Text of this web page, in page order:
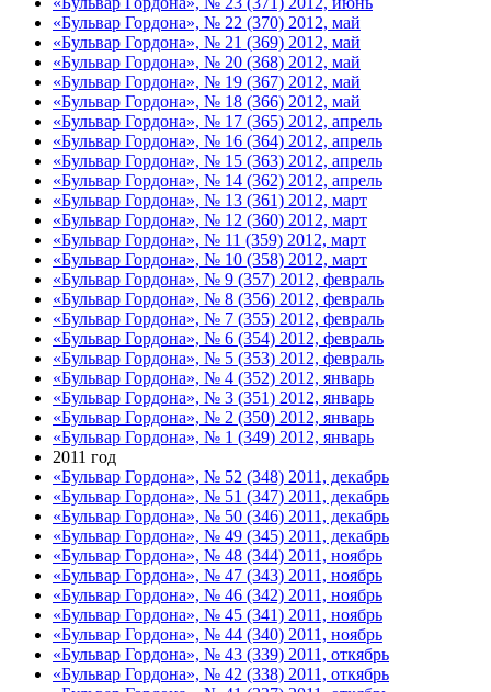
«Бульвар Гордона», № 22 (370) 2012, май
«Бульвар Гордона», № 21 (369) 2012, май
«Бульвар Гордона», № 20 (368) 2012, май
«Бульвар Гордона», № 19 (367) 2012, май
«Бульвар Гордона», № 18 (366) 2012, май
«Бульвар Гордона», № 17 (365) 2012, апрель
«Бульвар Гордона», № 16 (364) 2012, апрель
«Бульвар Гордона», № 15 (363) 2012, апрель
«Бульвар Гордона», № 14 (362) 2012, апрель
«Бульвар Гордона», № 13 (361) 2012, март
«Бульвар Гордона», № 12 (360) 2012, март
«Бульвар Гордона», № 11 (359) 2012, март
«Бульвар Гордона», № 10 (358) 2012, март
«Бульвар Гордона», № 9 (357) 2012, февраль
«Бульвар Гордона», № 8 (356) 2012, февраль
«Бульвар Гордона», № 7 (355) 2012, февраль
«Бульвар Гордона», № 6 (354) 2012, февраль
«Бульвар Гордона», № 5 (353) 2012, февраль
«Бульвар Гордона», № 4 (352) 2012, январь
«Бульвар Гордона», № 3 (351) 2012, январь
«Бульвар Гордона», № 2 (350) 2012, январь
«Бульвар Гордона», № 1 (349) 2012, январь
2011 год
«Бульвар Гордона», № 52 (348) 2011, декабрь
«Бульвар Гордона», № 51 (347) 2011, декабрь
«Бульвар Гордона», № 50 (346) 2011, декабрь
«Бульвар Гордона», № 49 (345) 2011, декабрь
«Бульвар Гордона», № 48 (344) 2011, ноябрь
«Бульвар Гордона», № 47 (343) 2011, ноябрь
«Бульвар Гордона», № 46 (342) 2011, ноябрь
«Бульвар Гордона», № 45 (341) 2011, ноябрь
«Бульвар Гордона», № 44 (340) 2011, ноябрь
«Бульвар Гордона», № 43 (339) 2011, откябрь
«Бульвар Гордона», № 42 (338) 2011, откябрь